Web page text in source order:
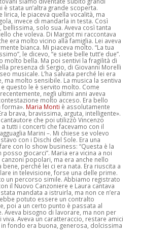
è stata un’altra grande scoperta.
lirica, le piaceva quella vocalità, ma
invece di mandarla in testa. Così
bellissima, solo sua. Aveva così tanta
che voleva. Di Margot mi raccontava
era molto vicino alla famiglia. Lei aveva
bianca. Mi piaceva molto. “La tua
le dicevo, “e siete belle tutt’e due”.
molto bella. Ma poi sentivi la fragilità di
presenza di Sergio, di Giovanni Morelli
musicale. L’ha salvata perché lei era
ma molto sensibile. La musica la sentiva
questo le è servito molto. Come
negli ultimi anni aveva
molto acceso. Era bello
forma». Maria Monti è assolutamente
brava, bravissima, arguta, intelligente».
che poi utilizzò Vincenzo
tutti i concerti che facevamo con il
Marini –. Mi chiese se volevo
con i Dischi del Sole. Era una
con lo show business: “Questa è la
posso giocarci”. Maria era vicina a noi
popolari, ma era anche nello
bene, perché lei ci era nata. Era riuscita a
in televisione, forse una delle prime.
un percorso simile. Abbiamo registrato
il Nuovo Canzoniere e Laura cantava
mandata a istruirla, ma non ce n’era
potuto essere un contralto
poi a un certo punto è passata al
Aveva bisogno di lavorare, ma non per
Aveva un caratteraccio, restare amici
fondo era buona, generosa, dolcissima